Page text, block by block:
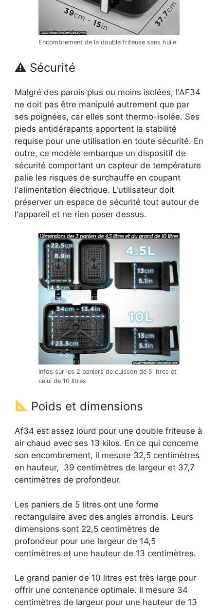
Encombrement de la double friteuse sans huile
⚠ Sécurité
Malgré des parois plus ou moins isolées, l'AF34
ne doit pas être manipulé autrement que par
ses poignées, car elles sont thermo-isolée. Ses
pieds antidérapants apportent la stabilité
requise pour une utilisation en toute sécurité. En
outre, ce modèle embarque un dispositif de
sécurité comportant un capteur de température
palie les risques de surchauffe en coupant
l'alimentation électrique. L'utilisateur doit
préserver un espace de sécurité tout autour de
l'appareil et ne rien poser dessus.
Infos sur les 2 paniers de cuisson de 5 litres et
celui de 10 litres
Poids et dimensions
Af34 est assez lourd pour une double friteuse à
air chaud avec ses 13 kilos. En ce qui concerne
son encombrement, il mesure 32,5 centimètres
en hauteur, 39 centimètres de largeur et 37,7
centimètres de profondeur.
Les paniers de 5 litres ont une forme
rectangulaire avec des angles arrondis. Leurs
dimensions sont 22,5 centimètres de
profondeur pour une largeur de 14,5
centimètres et une hauteur de 13 centimètres.
Le grand panier de 10 litres est très large pour
offrir une contenance optimale. Il mesure 34
centimètres de largeur pour une hauteur de 13